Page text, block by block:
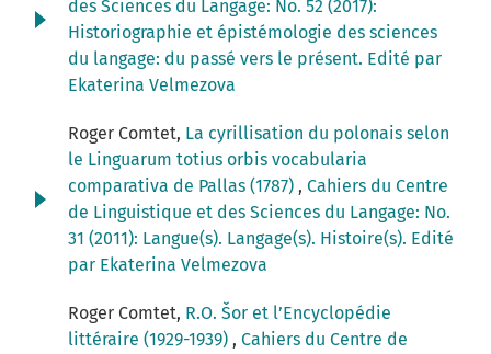
des Sciences du Langage: No. 52 (2017):
Historiographie et épistémologie des sciences
du langage: du passé vers le présent. Edité par
Ekaterina Velmezova
Roger Comtet, La cyrillisation du polonais selon
le Linguarum totius orbis vocabularia
comparativa de Pallas (1787) , Cahiers du Centre
de Linguistique et des Sciences du Langage: No.
31 (2011): Langue(s). Langage(s). Histoire(s). Edité
par Ekaterina Velmezova
Roger Comtet, R.O. Šor et l’Encyclopédie
littéraire (1929-1939) , Cahiers du Centre de